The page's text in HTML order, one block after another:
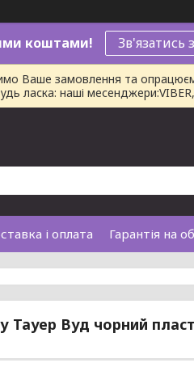
коштами! Зв'язатись
Ваше замовлення та
ласка: наші
і оплата Гарантія на
Тауер Вуд чорний